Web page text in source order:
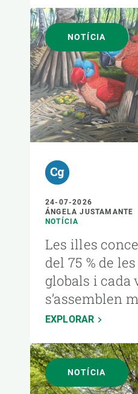
NOTÍCIA
24-07-2026
ÁNGELA JUSTAMANTE
NOTÍCIA
Les illes
del 75 % de
globals i cada
s’assemblen
EXPLORAR
NOTÍCIA